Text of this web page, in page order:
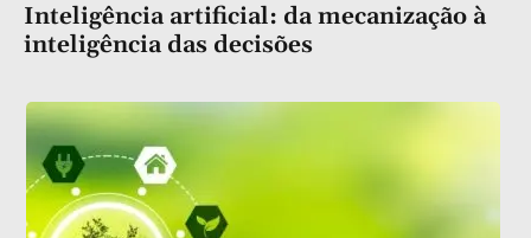
Inteligência artificial: da mecanização à
inteligência das decisões